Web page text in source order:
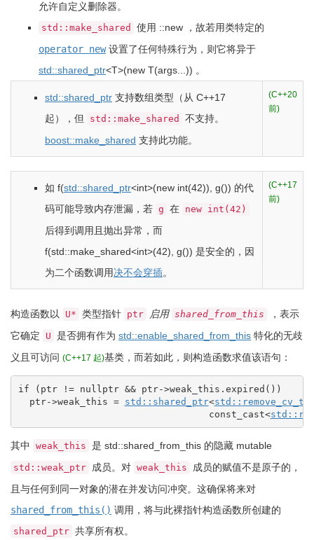
允许自定义删除器。
std::make_shared 使用 ::new ，故若用类特定的
operator new设置了任何特殊行为，则它将异于
std::shared_ptr<T>(new T(args... )) 。
std::shared_ptr 支持数组类型（从 C++17
起），但
std::make_shared
不支持。
boost::make_shared 支持此功能。
(C++20
前)
如 f(std::shared_ptr<int>(new int(42)) , g()) 的代
码可能导致内存泄漏，若 g 在 new int(42)
后得到调用且抛出异常，而
f(std::make_shared<int>(42) , g()) 是安全的，因
为二个函数调用决不会穿插。
(C++17
前)
构造函数以 U* 类型指针 ptr 启用 shared_from_this
，表示
它确定
U 是否拥有作为 std::enable_shared_from_this 特化的无歧
义且可访问 (C++17 起)基类，而若如此，则构造函数求值该语句：
if ( ptr ! = nullptr && ptr->weak_this. expired ( ) )
  ptr
->weak_this = std:: shared_ptr<std:: remove_cv_t
const_cast<std::
其中 weak_this 是 std::shared_from_this 的隐藏 mutable
std::weak_ptr 成员。对 weak_this
成员的赋值不是原子的，
且与任何到同一对象的潜在并发访问冲突。这确保将来对
shared_from_this() 调用，将与此裸指针构造函数所创建的
shared_ptr 共享所有权。